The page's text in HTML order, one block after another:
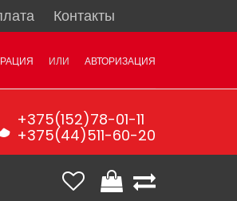
Контакты
ИЛИ АВТОРИЗАЦИЯ
+375(152)78-01-11
+375(44)511-60-20